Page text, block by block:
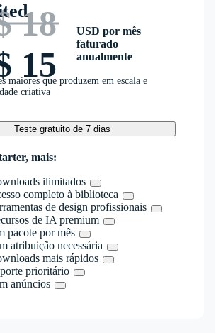
18
15
USD por mês
faturado
anualmente
maiores que produzem em escala e
criativa
Teste gratuito de 7 dias
mais:
ilimitados
completo à biblioteca
de design profissionais
de IA premium
pacote por mês
atribuição necessária
mais rápidos
prioritário
anúncios